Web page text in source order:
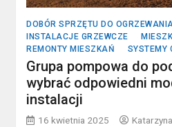
DOBÓR SPRZĘTU DO
INSTALACJE GRZEWCZE
REMONTY MIESZKAŃ
SYSTEMY
Grupa pompowa do
wybrać odpowiedni
instalacji
16 kwietnia 2025